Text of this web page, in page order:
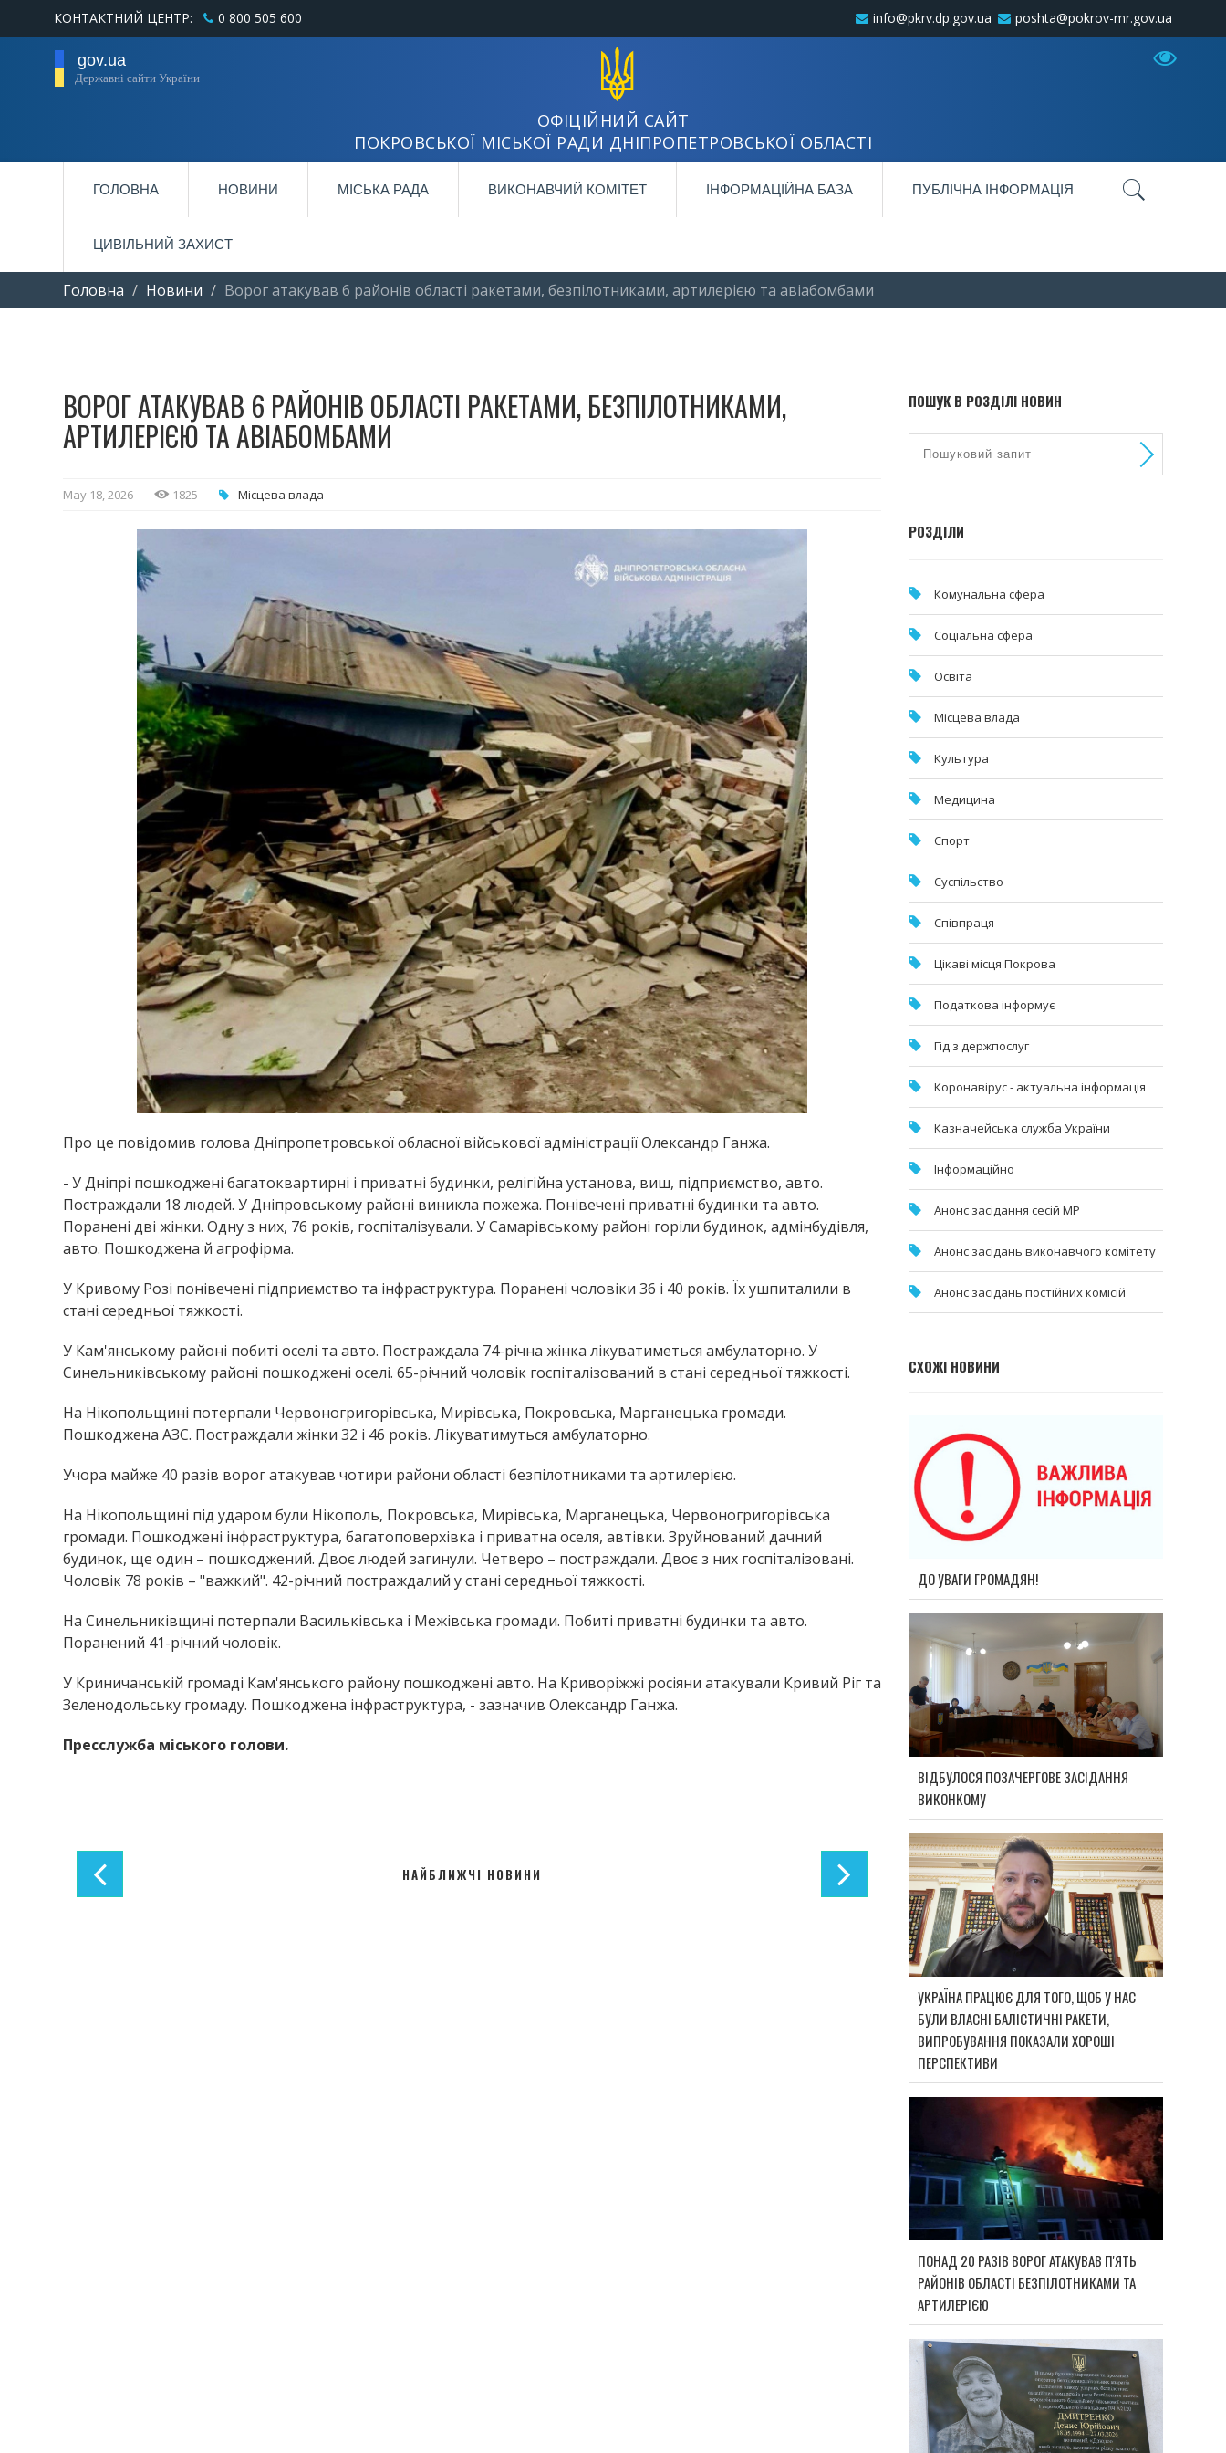
КОНТАКТНИЙ ЦЕНТР: 0 800 505 600 info@pkrv.dp.gov.ua poshta@pokrov-mr.gov.ua
gov.ua
Державні сайти України
ОФІЦІЙНИЙ САЙТ
ПОКРОВСЬКОЇ МІСЬКОЇ РАДИ ДНІПРОПЕТРОВСЬКОЇ ОБЛАСТІ
ГОЛОВНА НОВИНИ МІСЬКА РАДА ВИКОНАВЧИЙ КОМІТЕТ ІНФОРМАЦІЙНА БАЗА ПУБЛІЧНА ІНФОРМАЦІЯ
ЦИВІЛЬНИЙ ЗАХИСТ
Головна Новини Ворог атакував 6 районів області ракетами, безпілотниками, артилерією та авіабомбами
ВОРОГ АТАКУВАВ 6 РАЙОНІВ ОБЛАСТІ РАКЕТАМИ, БЕЗПІЛОТНИКАМИ,
АРТИЛЕРІЄЮ ТА АВІАБОМБАМИ
May 18, 2026 1825 Місцева влада
Про це повідомив голова Дніпропетровської обласної військової адміністрації Олександр Ганжа.
- У Дніпрі пошкоджені багатоквартирні і приватні будинки, релігійна установа, виш, підприємство, авто.
Постраждали 18 людей. У Дніпровському районі виникла пожежа. Понівечені приватні будинки та авто.
Поранені дві жінки. Одну з них, 76 років, госпіталізували. У Самарівському районі горіли будинок, адмінбудівля,
авто. Пошкоджена й агрофірма.
У Кривому Розі понівечені підприємство та інфраструктура. Поранені чоловіки 36 і 40 років. Їх ушпиталили в
стані середньої тяжкості.
У Кам'янському районі побиті оселі та авто. Постраждала 74-річна жінка лікуватиметься амбулаторно. У
Синельниківському районі пошкоджені оселі. 65-річний чоловік госпіталізований в стані середньої тяжкості.
На Нікопольщині потерпали Червоногригорівська, Мирівська, Покровська, Марганецька громади.
Пошкоджена АЗС. Постраждали жінки 32 і 46 років. Лікуватимуться амбулаторно.
Учора майже 40 разів ворог атакував чотири райони області безпілотниками та артилерією.
На Нікопольщині під ударом були Нікополь, Покровська, Мирівська, Марганецька, Червоногригорівська
громади. Пошкоджені інфраструктура, багатоповерхівка і приватна оселя, автівки. Зруйнований дачний
будинок, ще один – пошкоджений. Двоє людей загинули. Четверо – постраждали. Двоє з них госпіталізовані.
Чоловік 78 років – "важкий". 42-річний постраждалий у стані середньої тяжкості.
На Синельниківщині потерпали Васильківська і Межівська громади. Побиті приватні будинки та авто.
Поранений 41-річний чоловік.
У Криничанській громаді Кам'янського району пошкоджені авто. На Криворіжжі росіяни атакували Кривий Ріг та
Зеленодольську громаду. Пошкоджена інфраструктура, - зазначив Олександр Ганжа.
Пресслужба міського голови.
НАЙБЛИЖЧІ НОВИНИ
ПОШУК В РОЗДІЛІ НОВИН
РОЗДІЛИ
Комунальна cфера
Соціальна сфера
Освіта
Місцева влада
Культура
Медицина
Спорт
Суспільство
Співпраця
Цікаві місця Покрова
Податкова інформує
Гід з держпослуг
Коронавірус - актуальна інформація
Казначейська служба України
Інформаційно
Анонс засідання сесій МР
Анонс засідань виконавчого комітету
Анонс засідань постійних комісій
СХОЖІ НОВИНИ
ДО УВАГИ ГРОМАДЯН!
ВІДБУЛОСЯ ПОЗАЧЕРГОВЕ ЗАСІДАННЯ
ВИКОНКОМУ
УКРАЇНА ПРАЦЮЄ ДЛЯ ТОГО, ЩОБ У НАС
БУЛИ ВЛАСНІ БАЛІСТИЧНІ РАКЕТИ,
ВИПРОБУВАННЯ ПОКАЗАЛИ ХОРОШІ
ПЕРСПЕКТИВИ
ПОНАД 20 РАЗІВ ВОРОГ АТАКУВАВ П'ЯТЬ
РАЙОНІВ ОБЛАСТІ БЕЗПІЛОТНИКАМИ ТА
АРТИЛЕРІЄЮ